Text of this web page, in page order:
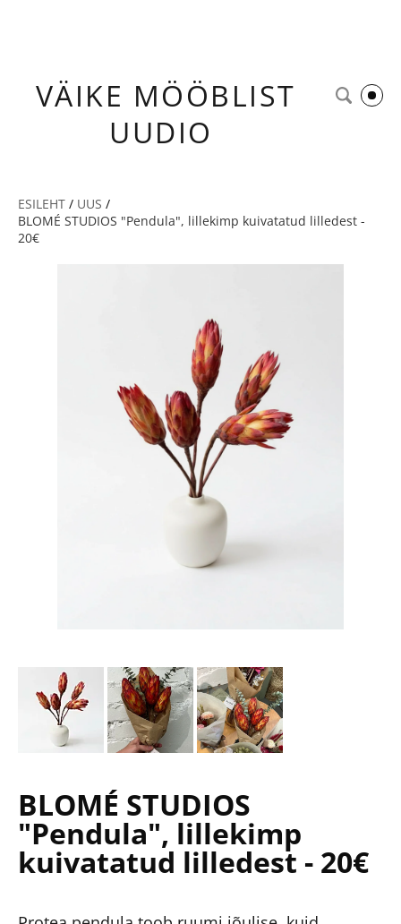
VÄIKE MÖÖBLIST
UUDIO
ESILEHT / UUS /
BLOMÉ STUDIOS "Pendula", lillekimp kuivatatud lilledest -
20€
BLOMÉ STUDIOS
"Pendula", lillekimp
kuivatatud lilledest - 20€